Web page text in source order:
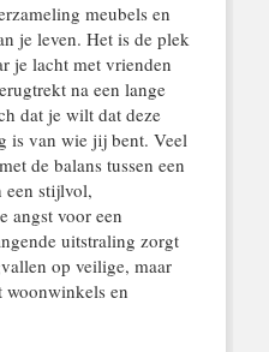
meubels en
je leven. Het is de plek
je lacht met vrienden
na een lange
dat je wilt dat deze
is van wie jij bent. Veel
de balans tussen een
stijlvol,
angst voor een
uitstraling zorgt
op veilige, maar
woonwinkels en